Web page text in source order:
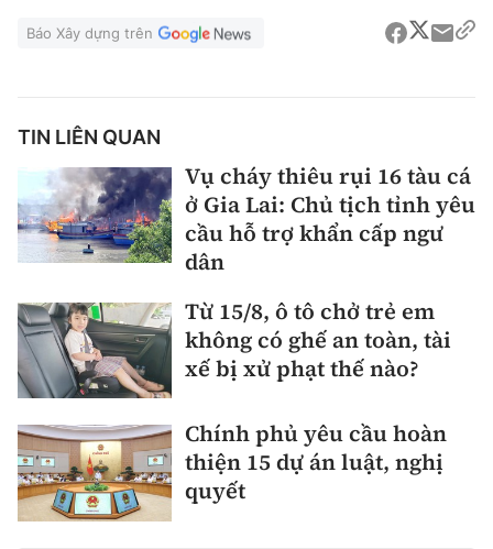
Báo Xây dựng trên
TIN LIÊN QUAN
Vụ cháy thiêu rụi 16 tàu cá
ở Gia Lai: Chủ tịch tỉnh yêu
cầu hỗ trợ khẩn cấp ngư
dân
Từ 15/8, ô tô chở trẻ em
không có ghế an toàn, tài
xế bị xử phạt thế nào?
Chính phủ yêu cầu hoàn
thiện 15 dự án luật, nghị
quyết